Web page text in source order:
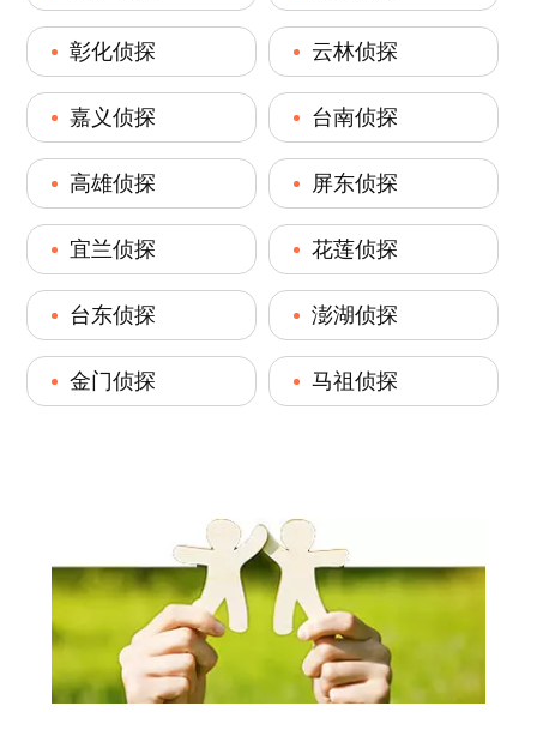
彰化侦探 云林侦探
嘉义侦探 台南侦探
高雄侦探 屏东侦探
宜兰侦探 花莲侦探
台东侦探 澎湖侦探
金门侦探 马祖侦探